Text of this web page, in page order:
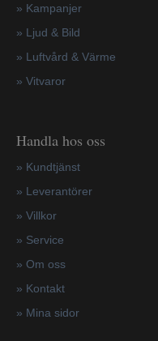
» Kampanjer
» Ljud & Bild
» Luftvård & Värme
» Vitvaror
Handla hos oss
» Kundtjänst
» Leverantörer
» Villkor
» Service
» Om oss
» Kontakt
» Mina sidor